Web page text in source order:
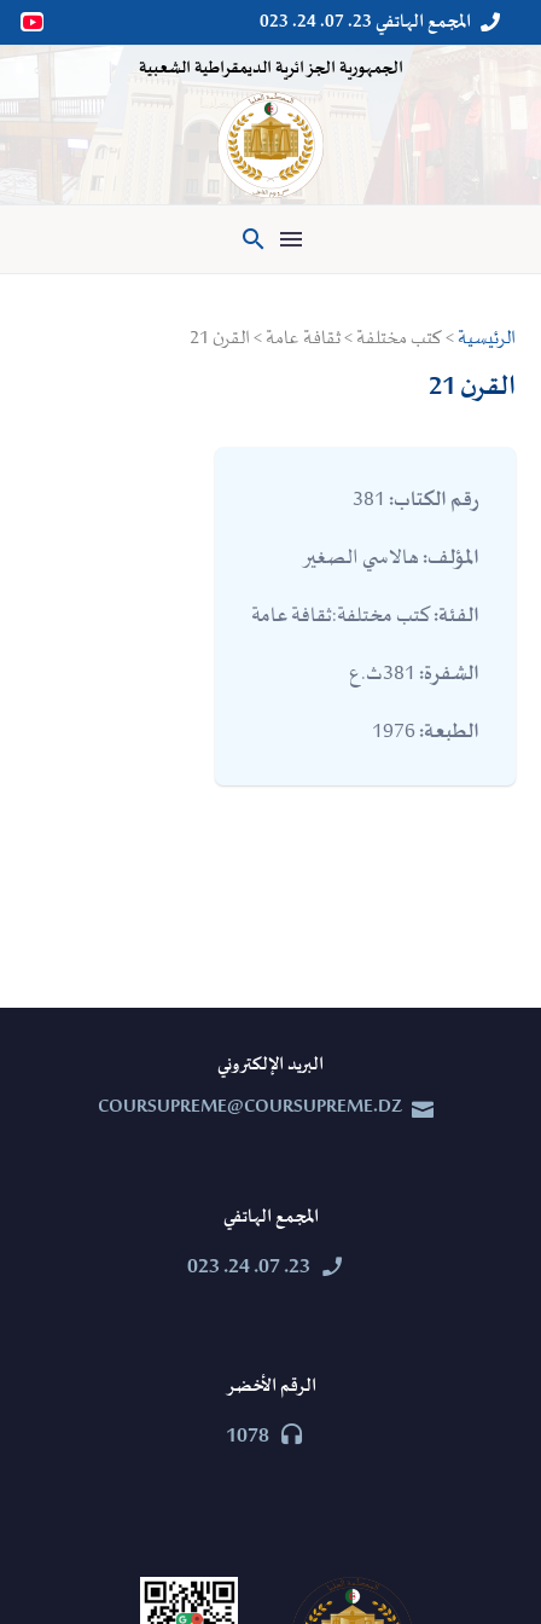

 المجمع الهاتفي 23. 07. 24. 023
الجمهورية الجزائرية الديمقراطية الشعبية

الرئيسية> كتب مختلفة > ثقافة عامة > القرن 21
القرن 21
رقم الكتاب:
المؤلف:هالاسي الصغير
الفئة:كتب مختلفة:ثقافة عامة
الشفرة:
الطبعة:
البريد الإلكتروني


COURSUPREME@COURSUPREME.DZ
المجمع الهاتفي


23. 07. 24. 023
الرقم الأخضر


1078